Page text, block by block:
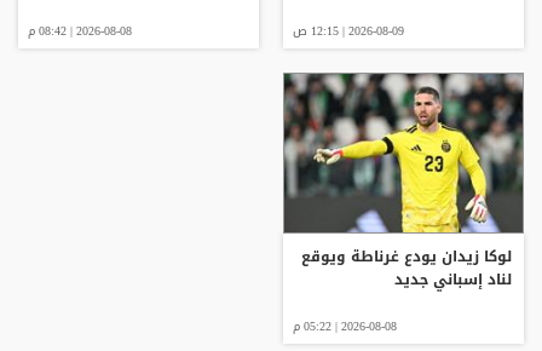
2026-08-09 | 12:15 ص 2026-08-08 | 08:42 م
لوكا زيدان يودع غرناطة ويوقع
لناد إسباني جديد
2026-08-08 | 05:22 م